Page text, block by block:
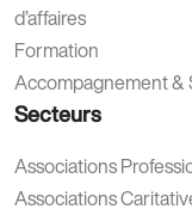
d’affaires
Formation
Accompagnement &
Secteurs
Associations
Associations